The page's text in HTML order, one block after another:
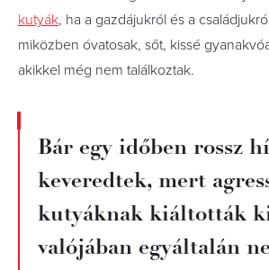
kutyák, ha a gazdájukról és a
miközben óvatosak, sőt, kissé
akikkel még nem találkoztak.
Bár egy időben rossz
keveredtek, mert
kutyáknak kiáltották
valójában egyáltalán